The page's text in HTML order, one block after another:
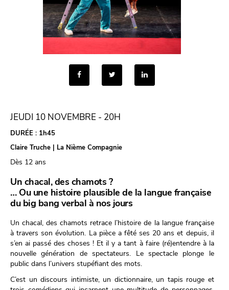
JEUDI 10 NOVEMBRE - 20H
DURÉE : 1h45
Claire Truche | La Nième Compagnie
Dès 12 ans
Un chacal, des chamots ?
… Ou une histoire plausible de la langue française
du big bang verbal à nos jours
Un chacal, des chamots retrace l’histoire de la langue française
à travers son évolution. La pièce a fêté ses 20 ans et depuis, il
s’en ai passé des choses ! Et il y a tant à faire (ré)entendre à la
nouvelle génération de spectateurs. Le spectacle plonge le
public dans l’univers stupéfiant des mots.
C’est un discours intimiste, un dictionnaire, un tapis rouge et